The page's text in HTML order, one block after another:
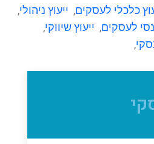
כלכלי לעסקים, ייעוץ ניהולי,
לעסקים, ייעוץ שיווקי,
,